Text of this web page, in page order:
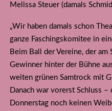
Melissa Steuer (damals
„Wir haben damals schon
ganze Faschingskomitee in
Beim Ball der Vereine, der
Gewinner hinter der Bühne
weiten grünen Samtrock mit
Danach war vorerst Schluss –
Donnerstag noch keinen